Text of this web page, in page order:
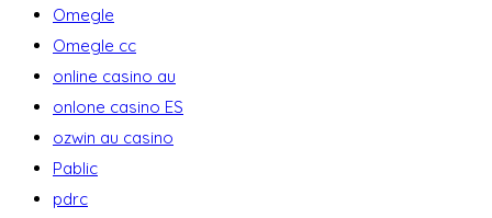
Omegle
Omegle cc
online casino au
onlone casino ES
ozwin au casino
Pablic
pdrc